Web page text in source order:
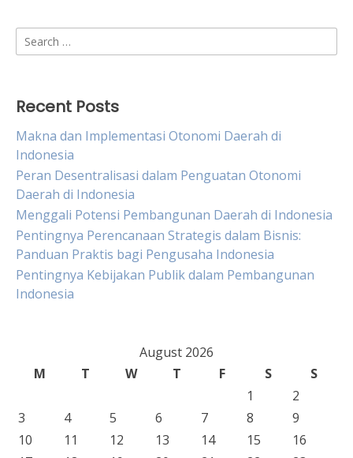
Search
for:
Recent Posts
Makna dan Implementasi Otonomi Daerah di
Indonesia
Peran Desentralisasi dalam Penguatan Otonomi
Daerah di Indonesia
Menggali Potensi Pembangunan Daerah di Indonesia
Pentingnya Perencanaan Strategis dalam Bisnis:
Panduan Praktis bagi Pengusaha Indonesia
Pentingnya Kebijakan Publik dalam Pembangunan
Indonesia
August 2026
M
T W T F S
S
1
2
3
4 5 6 7 8
9
10
11 12 13 14 15
16